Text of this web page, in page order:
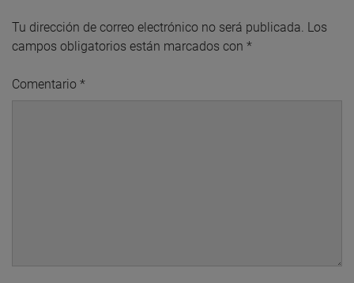
Tu dirección de correo electrónico no será publicada. Los
campos obligatorios están marcados con *
Comentario *